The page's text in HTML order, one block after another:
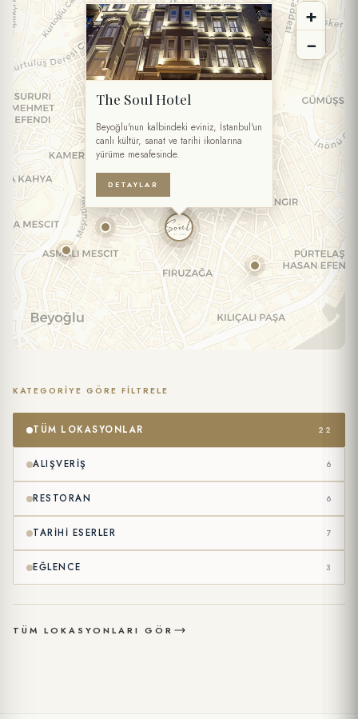
E-POSTA *
TARIH
SAAT
KIŞI SAYISI
ÖZEL İSTEKLER / NOTLAR
Pazarlama Açık Rıza Metni
(İsteğe Bağlı)
KATEGORIYE GÖRE FILTRELE
TÜM LOKASYONLAR 22
ALIŞVERIŞ 6
RESTORAN 6
TARIHI ESERLER 7
EĞLENCE 3
TÜM LOKASYONLARI GÖR
The Soul Hotel
Beyoğlu'nun kalbindeki eviniz, İstanbul'un
canlı kültür, sanat ve tarihi ikonlarına
yürüme mesafesinde.
DETAYLAR
+
−